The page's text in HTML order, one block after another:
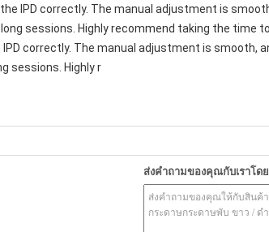
IPD correctly. The manual adjustment is
sessions. Highly recommend taking the time
correctly. The manual adjustment is smooth,
sessions. Highly r
ส่งคำถามของคุณกับเราโด